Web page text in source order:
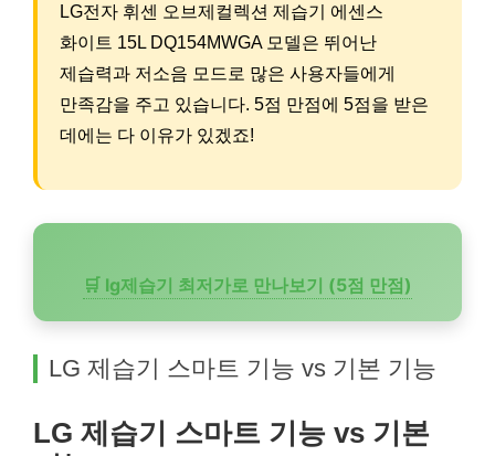
LG전자 휘센 오브제컬렉션 제습기 에센스
화이트 15L DQ154MWGA 모델은 뛰어난
제습력과 저소음 모드로 많은 사용자들에게
만족감을 주고 있습니다. 5점 만점에 5점을 받은
데에는 다 이유가 있겠죠!
🛒 lg제습기 최저가로 만나보기 (5점 만점)
LG 제습기 스마트 기능 vs 기본 기능
LG 제습기 스마트 기능 vs 기본